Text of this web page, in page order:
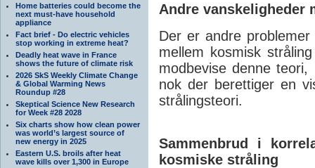
Home batteries could become the
next must-have household
appliance
Fact brief - Do electric vehicles
stop working in extreme heat?
Deadly heat wave in France
shows the future of climate risk
2026 SkS Weekly Climate Change
& Global Warming News
Roundup #28
Skeptical Science New Research
for Week #28 2028
Six charts show how clean power
was world’s largest source of
new energy in 2025
Eastern U.S. broils after heat
wave kills over 1,300 in Europe
Andre vanskeligheder
Der er andre
mellem kosmisk
modbevise denne
nok der berettiger en
strålingsteori.
Sammenbrud i
kosmiske stråling